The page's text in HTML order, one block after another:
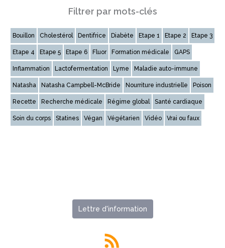
Filtrer par mots-clés
Bouillon Cholestérol Dentifrice Diabète Etape 1 Etape 2 Etape 3
Etape 4 Etape 5 Etape 6 Fluor Formation médicale GAPS
Inflammation Lactofermentation Lyme Maladie auto-immune
Natasha Natasha Campbell-McBride Nourriture industrielle Poison
Recette Recherche médicale Régime global Santé cardiaque
Soin du corps Statines Végan Végétarien Vidéo Vrai ou faux
Lettre d'information